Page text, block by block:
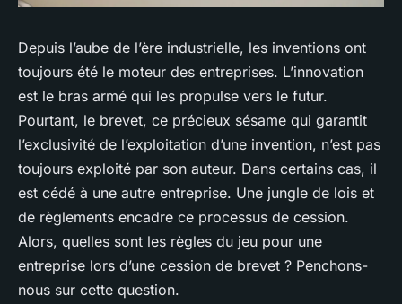
Depuis l’aube de l’ère industrielle, les inventions ont
toujours été le moteur des entreprises. L’innovation
est le bras armé qui les propulse vers le futur.
Pourtant, le brevet, ce précieux sésame qui garantit
l’exclusivité de l’exploitation d’une invention, n’est pas
toujours exploité par son auteur. Dans certains cas, il
est cédé à une autre entreprise. Une jungle de lois et
de règlements encadre ce processus de cession.
Alors, quelles sont les règles du jeu pour une
entreprise lors d’une cession de brevet ? Penchons-
nous sur cette question.